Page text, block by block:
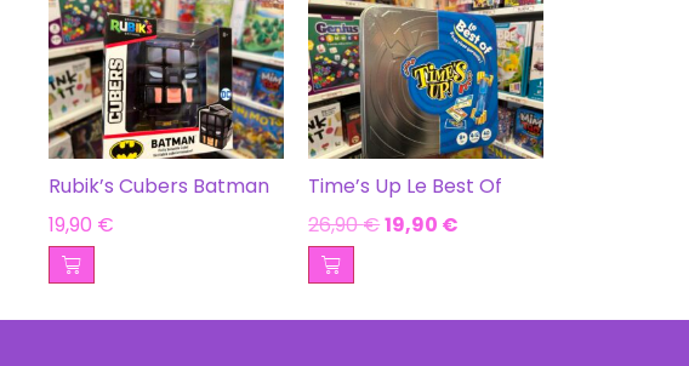
Rubik’s Cubers Batman
19,90 €
Time’s Up Le Best Of
26,90€19,90 €